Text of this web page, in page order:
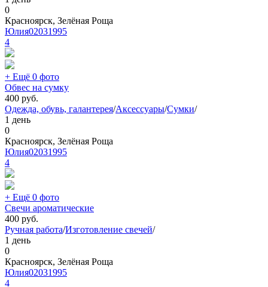
0
Красноярск, Зелёная Роща
Юлия02031995
4
+ Ещё 0 фото
Обвес на сумку
400 руб.
Одежда, обувь, галантерея/Аксессуары/Сумки/
1 день
0
Красноярск, Зелёная Роща
Юлия02031995
4
+ Ещё 0 фото
Свечи ароматические
400 руб.
Ручная работа/Изготовление свечей/
1 день
0
Красноярск, Зелёная Роща
Юлия02031995
4